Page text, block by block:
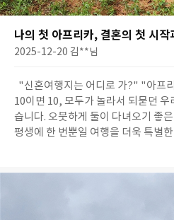
나의 첫 아프리카, 결혼의 첫 시
2025-12-20 김**님
10이면 10, 모두가 놀라서 되묻던
습니다. 오붓하게 둘이 다녀오기 좋은 휴양지들도 많이 있었지만,
평생에 한 번뿐일 여행을 더욱 특별
다. 안전 등을 고려하여 패키지 여